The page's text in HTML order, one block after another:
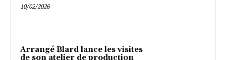
10/02/2026
Arrangé Blard lance les visites
de son atelier de production